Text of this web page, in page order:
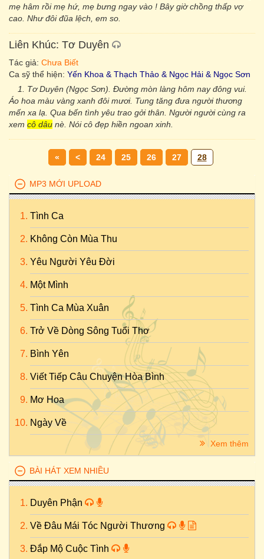
mẹ hâm rồi mẹ hứ, mẹ bưng ngay vào ! Bây giờ chồng thấp vợ
cao. Như đôi đũa lệch, em so.
Liên Khúc: Tơ Duyên
Tác giả: Chưa Biết
Ca sỹ thể hiện: Yến Khoa & Thạch Thảo & Ngọc Hải & Ngọc Sơn
1. Tơ Duyên (Ngọc Sơn). Đường mòn làng hôm nay đông vui.
Áo hoa màu vàng xanh đôi mươi. Tung tăng đưa người thương
mến xa lạ. Qua bến tình yêu trao gởi thân. Người người cùng ra
xem cô dâu nè. Nói cô đẹp hiền ngoan xinh.
« < 24 25 26 27 28
MP3 MỚI UPLOAD
Tình Ca
Không Còn Mùa Thu
Yêu Người Yêu Đời
Một Mình
Tình Ca Mùa Xuân
Trở Về Dòng Sông Tuổi Thơ
Bình Yên
Viết Tiếp Câu Chuyện Hòa Bình
Mơ Hoa
Ngày Về
Xem thêm
BÀI HÁT XEM NHIỀU
Duyên Phận
Về Đâu Mái Tóc Người Thương
Đắp Mộ Cuộc Tình